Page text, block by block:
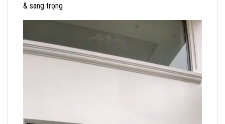
& sang trọng
chơi
Video